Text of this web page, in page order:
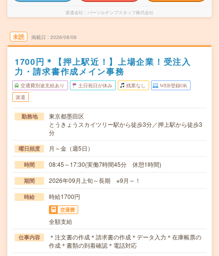
派遣会社 パーソルテンプスタッフ株式会社
未読 掲載日 2026/08/06
1700円＊【押上駅近！】上場企業！受注入
力・請求書作成メイン事務
交通費別途支給あり 土日祝日が休み 残業なし WEB登録OK
派遣
勤務地
東京都墨田区
とうきょうスカイツリー駅から徒歩3分／押上駅から徒歩3
分
曜日頻度 月～金（週5日）
時間 08:45～17:30(実働7時間45分 休憩1時間)
期間 2026年09月上旬～長期 ※9月～！
時給 時給1700円
交通費
全額支給
仕事内容
＊注文書の作成＊請求書の作成＊データ入力＊在庫帳票の
作成＊書類の到着確認＊電話対応